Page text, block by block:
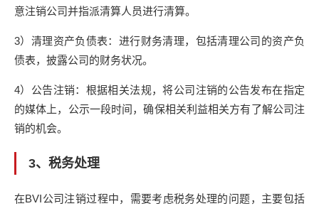
意注销公司并指派清算人员进行清算。
3）清理资产负债表：进行财务清理，包括清理公司的资产负
债表，披露公司的财务状况。
4）公告注销：根据相关法规，将公司注销的公告发布在指定
的媒体上，公示一段时间，确保相关利益相关方有了解公司注
销的机会。
3、税务处理
在BVI公司注销过程中，需要考虑税务处理的问题，主要包括